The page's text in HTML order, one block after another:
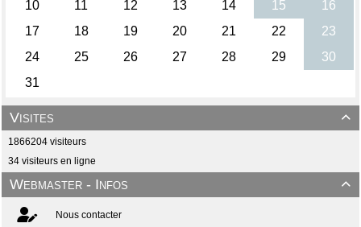

Visites
1866204 visiteurs
34 visiteurs en ligne

Webmaster - Infos
Nous contacter